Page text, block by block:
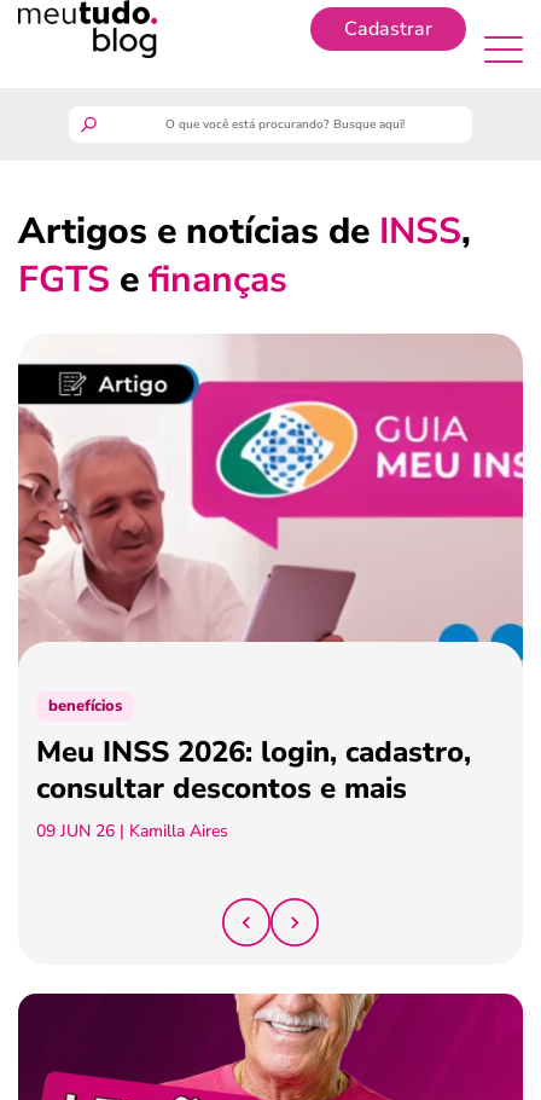
Cadastrar
guia do trabalhador
benefícios
crédito fácil
últimas notícias
ferramentas
Artigos e notícias de INSS,
FGTS efinanças
benefícios
Meu INSS 2026: login, cadastro,
consultar descontos e mais
09 JUN 26 | Kamilla Aires